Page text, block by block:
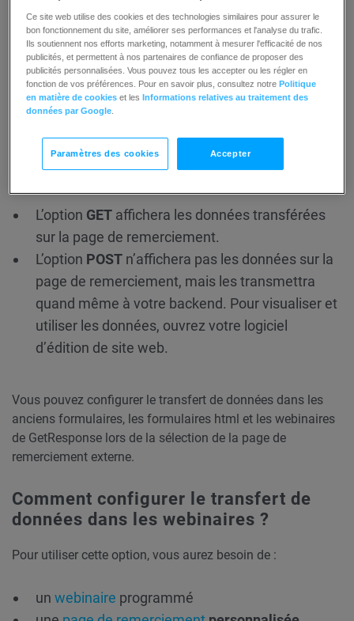
mauvaise configuration peut entraîner une erreur 404 sur
votre page de remerciement.
Comment fonctionne le transfert de
données ?
En fonction de la méthode de transfert sélectionnée, vous
pouvez afficher ou non les données transférées sur la page
de remerciement.
L’option GET affichera les données transférées
sur la page de remerciement.
L’option POST n’affichera pas les données sur la
page de remerciement, mais les transmettra
quand même à votre backend. Pour visualiser et
utiliser les données, ouvrez votre logiciel
d’édition de site web.
Vous pouvez configurer le transfert de données dans les
anciens formulaires, les formulaires html et les webinaires
de GetResponse lors de la sélection de la page de
remerciement externe.
Comment configurer le transfert de
données dans les webinaires ?
Pour utiliser cette option, vous aurez besoin de :
un webinaire programmé
Ce site web utilise des cookies et des technologies similaires pour assurer le
bon fonctionnement du site, améliorer ses performances et l'analyse du trafic.
Ils soutiennent nos efforts marketing, notamment à mesurer l'efficacité de nos
publicités, et permettent à nos partenaires de confiance de proposer des
publicités personnalisées. Vous pouvez tous les accepter ou les régler en
fonction de vos préférences. Pour en savoir plus, consultez notrePolitique
en matière de cookies et lesInformations relatives au traitement des
données par Google
Paramètres des cookies Accepter